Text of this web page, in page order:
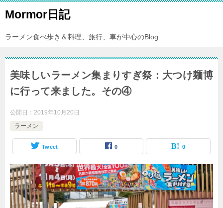
Mormor日記
ラーメン食べ歩き＆料理、旅行、車が中心のBlog
美味しいラーメン集まりすぎ祭：大つけ麺博
に行って来ました。その④
公開日： 2019年10月20日
ラーメン
Tweet 0 0